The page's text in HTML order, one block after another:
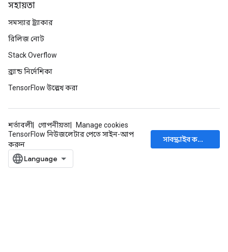
সহায়তা
সমস্যার ট্র্যাকার
রিলিজ নোট
Stack Overflow
ব্র্যান্ড নির্দেশিকা
TensorFlow উল্লেখ করা
শর্তাবলী গোপনীয়তা
Manage cookies
TensorFlow নিউজলেটার পেতে সাইন-আপ
করুন
সাবস্ক্রাইব করুন